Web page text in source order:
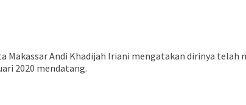
Makassar Andi Khadijah Iriani mengatakan dirinya
2020 mendatang.